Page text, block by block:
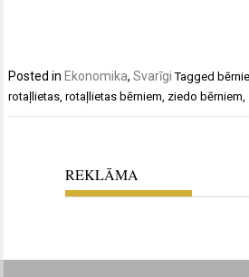
Posted in Ekonomika,Svarīgi Tagged
rotaļlietas,rotaļlietas bērniem, ziedo bērniem,
REKLĀMA